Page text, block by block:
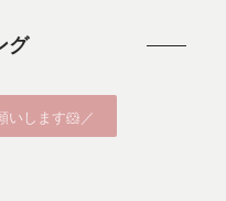
グ
いします🐹／